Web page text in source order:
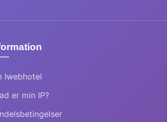
Iwebhotel
er min IP?